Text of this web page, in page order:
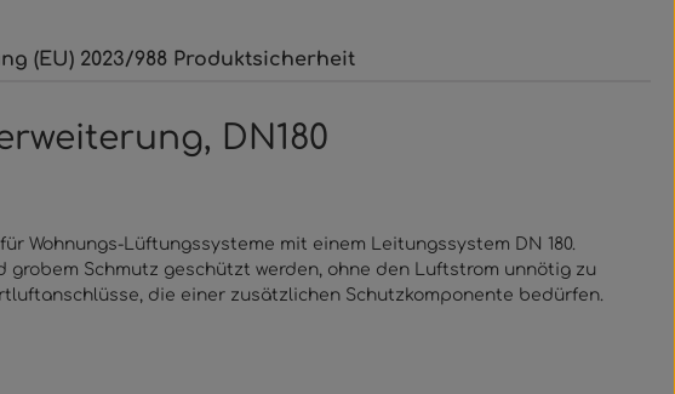
(EU) 2023/988 Produktsicherheit
DN180
Wohnungs-Lüftungssysteme mit einem Leitungssystem DN 180.
Schmutz geschützt werden, ohne den Luftstrom unnötig zu
die einer zusätzlichen Schutzkomponente bedürfen.